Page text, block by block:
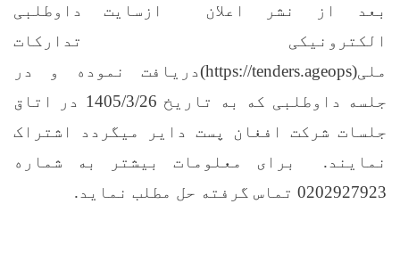
بعد از نشر اعلان ازسایت داوطلبی
الکترونیکی تدارکات
ملی(https://tenders.ageops)دریافت نموده و در
جلسه داوطلبی که به تاریخ 1405/3/26 در اتاق
جلسات شرکت افغان پست دایر میگردد اشتراک
نمایند. برای معلومات بیشتر به شماره
0202927923 تماس گرفته حل مطلب نماید.